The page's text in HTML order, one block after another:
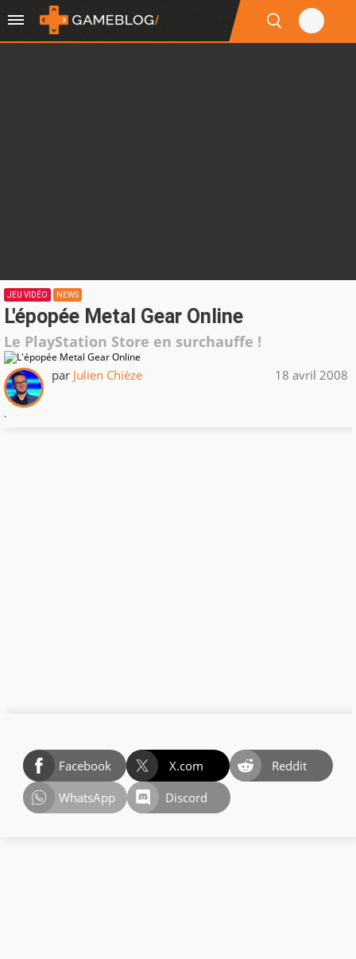
JEU VIDÉO NEWS
L'épopée Metal Gear Online
Le PlayStation Store en surchauffe !
par Julien Chièze 18 avril 2008
.
Facebook X.com
Reddit
WhatsApp
Discord